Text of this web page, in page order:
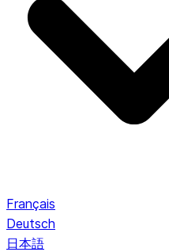
Français
Deutsch
日本語